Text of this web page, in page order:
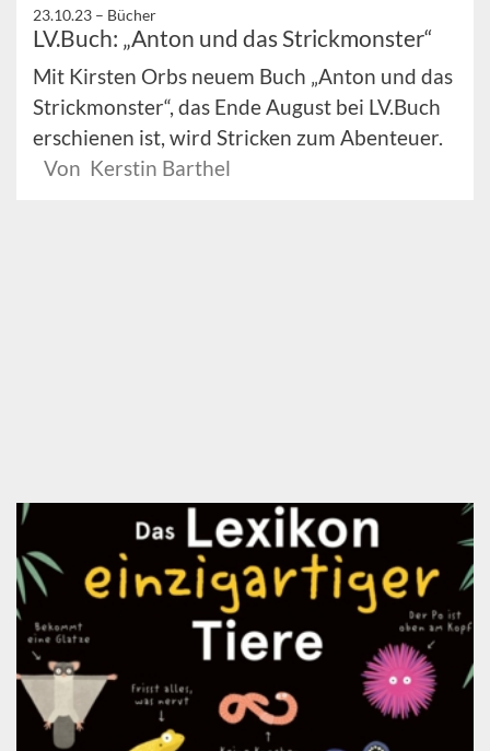
23.10.23 – Bücher
LV.Buch: „Anton und das Strickmonster“
Mit Kirsten Orbs neuem Buch „Anton und das
Strickmonster“, das Ende August bei LV.Buch
erschienen ist, wird Stricken zum Abenteuer.
Von Kerstin Barthel